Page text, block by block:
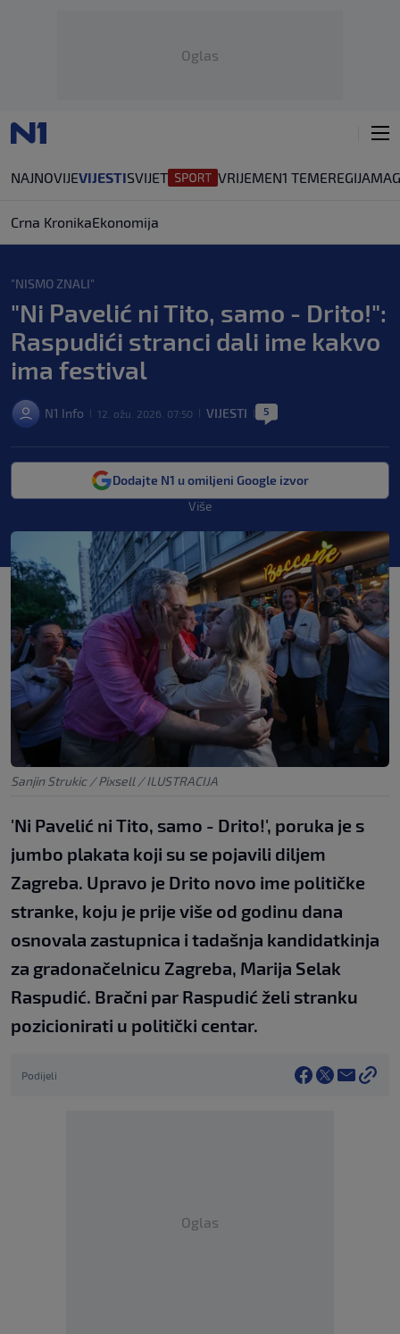
Oglas
NAJNOVIJEVIJESTISVIJET VRIJEMEN1 TEMEREGIJA
Crna KronikaEkonomija
"NISMO ZNALI"
"Ni Pavelić ni Tito, samo - Drito!":
Raspudići stranci dali ime kakvo
ima festival
N1 Info 12. ožu. 2026. 07:50 VIJESTI 5
Dodajte N1 u omiljeni Google izvor
Više
Sanjin Strukic / Pixsell / ILUSTRACIJA
'Ni Pavelić ni Tito, samo - Drito!', poruka je s
jumbo plakata koji su se pojavili diljem
Zagreba. Upravo je Drito novo ime političke
stranke, koju je prije više od godinu dana
osnovala zastupnica i tadašnja kandidatkinja
za gradonačelnicu Zagreba, Marija Selak
Raspudić. Bračni par Raspudić želi stranku
pozicionirati u politički centar.
Podijeli
Oglas